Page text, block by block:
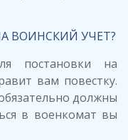
ВОИНСКИЙ УЧЕТ?
постановки на
вам повестку.
должны
в военкомат вы